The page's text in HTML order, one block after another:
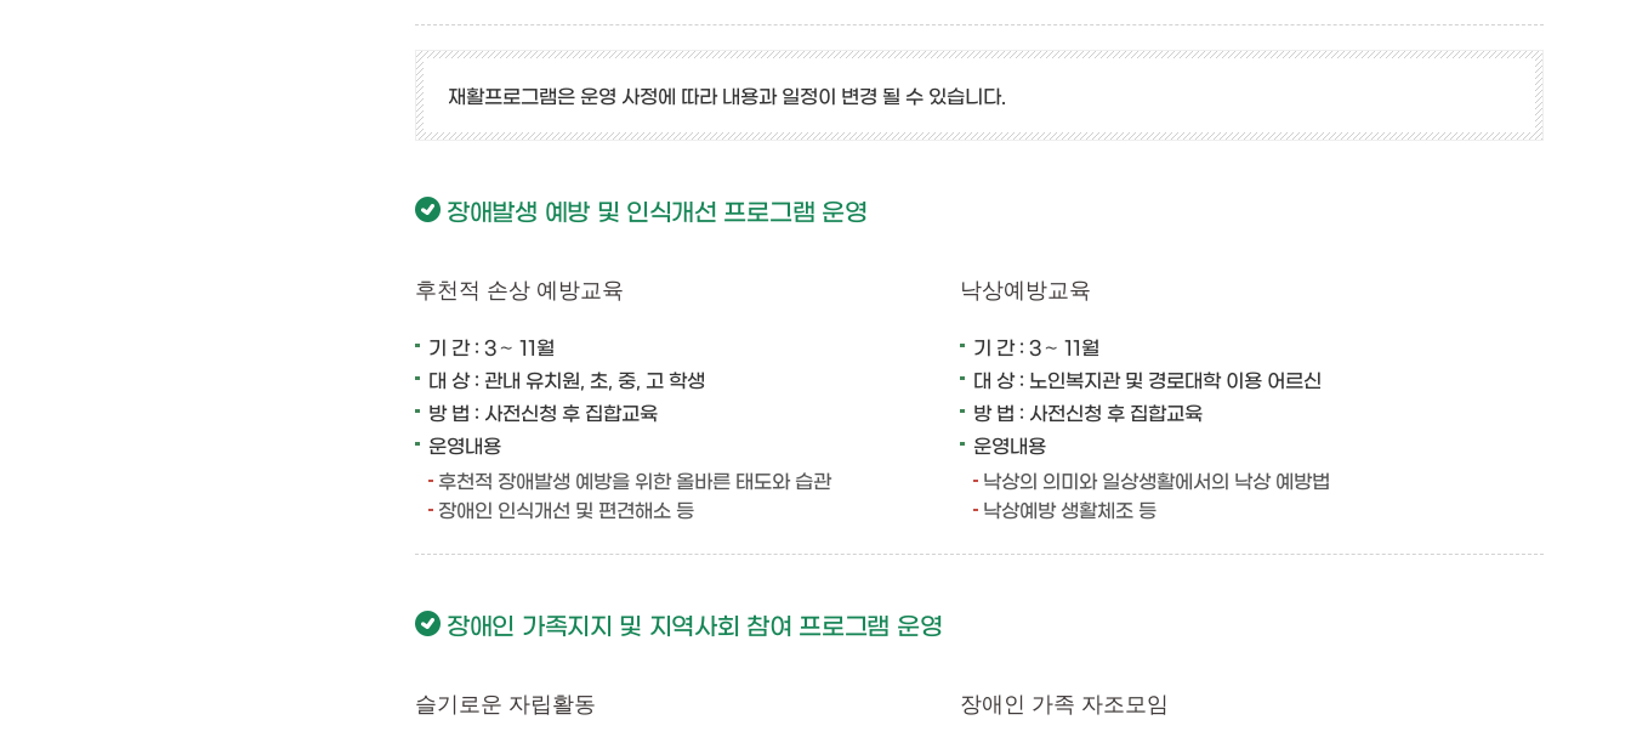
재활프로그램은 운영 사정에 따라 내용과 일정이 변경 될 수 있습니다.
장애발생 예방 및 인식개선 프로그램 운영
후천적 손상 예방교육
기 간 : 3∼ 11월
대 상 : 관내 유치원, 초, 중, 고 학생
방 법 : 사전신청 후 집합교육
운영내용
후천적 장애발생 예방을 위한 올바른 태도와 습관
장애인 인식개선 및 편견해소 등
낙상예방교육
기 간 : 3∼ 11월
대 상 : 노인복지관 및 경로대학 이용 어르신
방 법 : 사전신청 후 집합교육
운영내용
낙상의 의미와 일상생활에서의 낙상 예방법
낙상예방 생활체조 등
장애인 가족지지 및 지역사회 참여 프로그램 운영
슬기로운 자립활동 장애인 가족 자조모임